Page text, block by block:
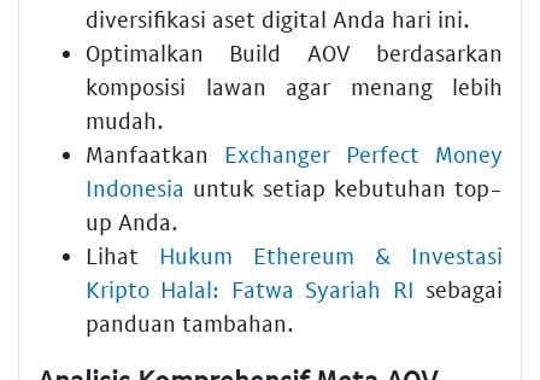
diversifikasi aset digital Anda hari ini.
Optimalkan Build AOV berdasarkan
komposisi lawan agar menang lebih
mudah.
Manfaatkan Exchanger Perfect Money
Indonesia untuk setiap kebutuhan top-
up Anda.
Lihat Hukum Ethereum & Investasi
Kripto Halal: Fatwa Syariah RI sebagai
panduan tambahan.